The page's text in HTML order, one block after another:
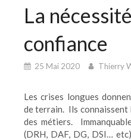
La
confiance
25 Mai 2020 Thierry
Les crises longues
de terrain. Ils connaissent
des métiers.
(DRH, DAF, DG, DSI…